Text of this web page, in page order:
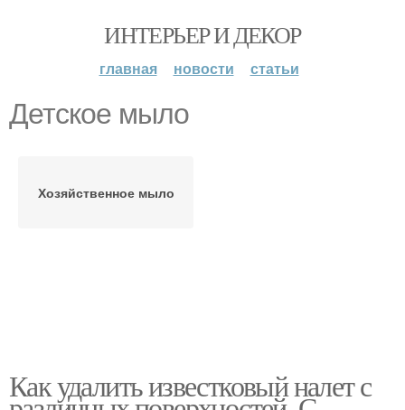
ИНТЕРЬЕР И ДЕКОР
главная новости статьи
Детское мыло
Хозяйственное мыло
Как удалить известковый налет с